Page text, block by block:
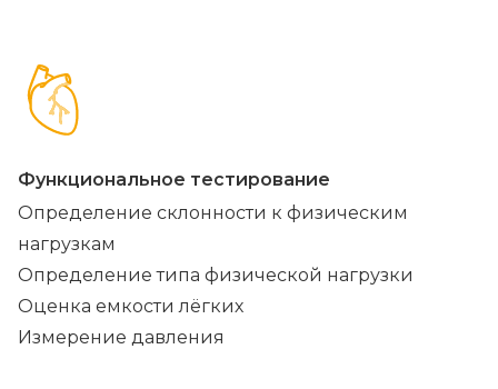
Функциональное тестирование
Определение склонности к физическим
нагрузкам
Определение типа физической нагрузки
Оценка емкости лёгких
Измерение давления